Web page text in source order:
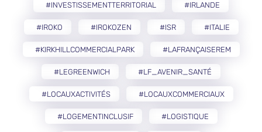
#INVESTISSEMENTTERRITORIAL #IRLANDE
#IROKO #IROKOZEN #ISR #ITALIE
#KIRKHILLCOMMERCIALPARK #LAFRANÇAISEREM
#LEGREENWICH #LF_AVENIR_SANTÉ
#LOCAUXACTIVITÉS #LOCAUXCOMMERCIAUX
#LOGEMENTINCLUSIF #LOGISTIQUE